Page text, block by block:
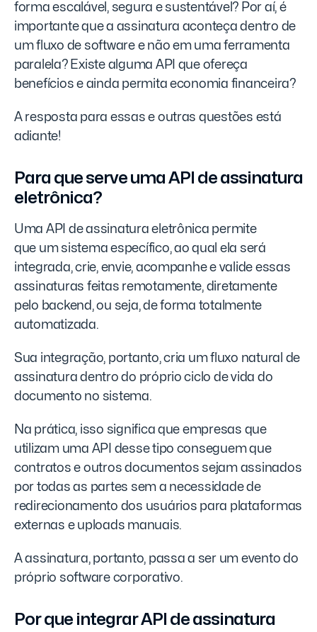
forma escalável, segura e sustentável? Por aí, é
importante que a assinatura aconteça dentro de
um fluxo de software e não em uma ferramenta
paralela? Existe alguma API que ofereça
benefícios e ainda permita economia financeira?
A resposta para essas e outras questões está
adiante!
Para que serve uma API de assinatura
eletrônica?
Uma API de assinatura eletrônica permite
que um sistema específico, ao qual ela será
integrada, crie, envie, acompanhe e valide essas
assinaturas feitas remotamente, diretamente
pelo backend, ou seja, de forma totalmente
automatizada.
Sua integração, portanto, cria um fluxo natural de
assinatura dentro do próprio ciclo de vida do
documento no sistema.
Na prática, isso significa que empresas que
utilizam uma API desse tipo conseguem que
contratos e outros documentos sejam assinados
por todas as partes sem a necessidade de
redirecionamento dos usuários para plataformas
externas e uploads manuais.
A assinatura, portanto, passa a ser um evento do
próprio software corporativo.
Por que integrar API de assinatura